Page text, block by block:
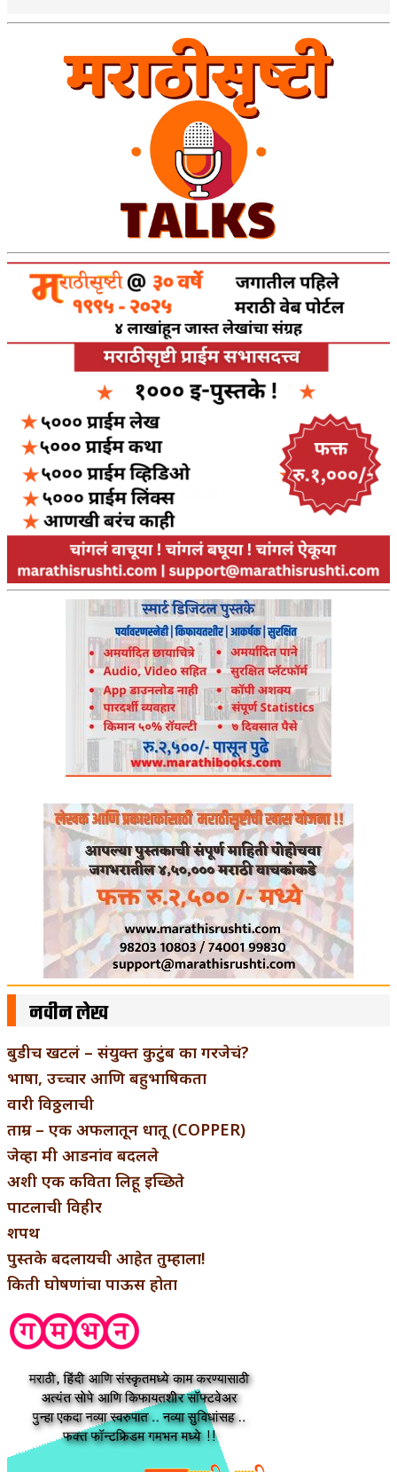
नवीन लेख
बुडीच खटलं – संयुक्त कुटुंब का गरजेचं?
भाषा, उच्चार आणि बहुभाषिकता
वारी विठ्ठलाची
ताम्र – एक अफलातून धातू (COPPER)
जेव्हा मी आडनांव बदलले
अशी एक कविता लिहू इच्छिते
पाटलाची विहीर
शपथ
पुस्तके बदलायची आहेत तुम्हाला!
किती घोषणांचा पाऊस होता